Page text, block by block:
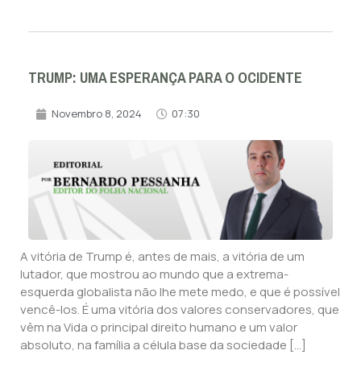
TRUMP: UMA ESPERANÇA PARA O OCIDENTE
Novembro 8, 2024 07:30
A vitória de Trump é, antes de mais, a vitória de um
lutador, que mostrou ao mundo que a extrema-
esquerda globalista não lhe mete medo, e que é possível
vencê-los. É uma vitória dos valores conservadores, que
vêm na Vida o principal direito humano e um valor
absoluto, na família a célula base da sociedade […]